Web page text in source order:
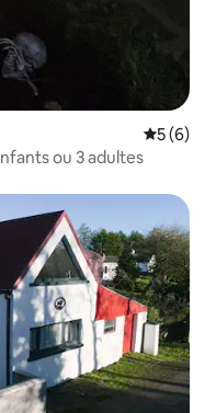
5 (6)
ou 3 adultes